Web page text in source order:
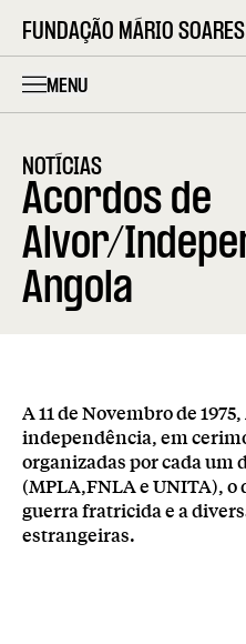
FUNDAÇÃO MÁRIO
MENU
NOTÍCIAS
Acordos de
Alvor/
Angola
A 11 de Novembro de
independência, em
organizadas por cada um
(MPLA,FNLA e UNITA), o
guerra fratricida e a
estrangeiras.